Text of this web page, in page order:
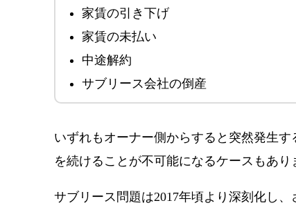
サブリース問題に巻き込まれたら素早く売却
素早く現金化できる良い買取業者を探そ
家賃の引き下げ
家賃の未払い
中途解約
サブリース会社の倒産
いずれもオーナー側からすると突然発生
を続けることが不可能になるケースもあり
サブリース問題は2017年頃より深刻化し